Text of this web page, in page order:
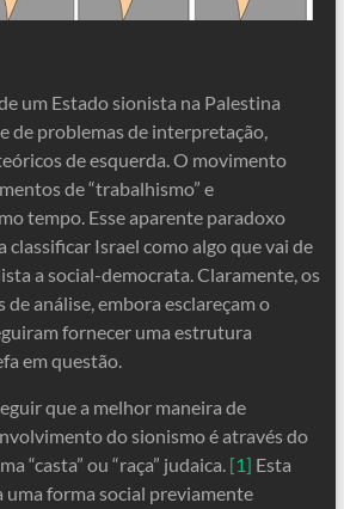
um Estado sionista na Palestina
de problemas de interpretação,
de esquerda. O movimento
de “trabalhismo” e
tempo. Esse aparente paradoxo
classificar Israel como algo que vai de
a social-democrata. Claramente, os
análise, embora esclareçam o
fornecer uma estrutura
em questão.
que a melhor maneira de
do sionismo é através do
“casta” ou “raça” judaica. [1] Esta
uma forma social previamente